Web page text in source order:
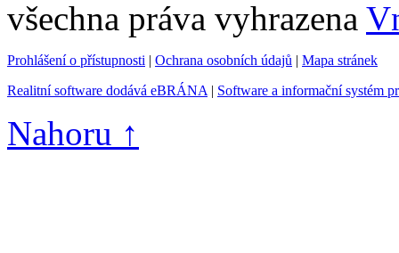
všechna práva vyhrazena
Prohlášení o přístupnosti | Ochrana osobních údajů | Mapa stránek
Realitní software dodává eBRÁNA | Software a informační systém
Nahoru ↑